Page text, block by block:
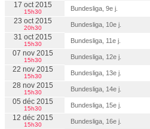
17 oct 2015
15h30 Bundesliga, 9e j.
23 oct 2015
20h30 Bundesliga, 10e j.
31 oct 2015
15h30 Bundesliga, 11e j.
07 nov 2015
15h30 Bundesliga, 12e j.
22 nov 2015
15h30 Bundesliga, 13e j.
28 nov 2015
15h30 Bundesliga, 14e j.
05 déc 2015
15h30 Bundesliga, 15e j.
12 déc 2015
15h30 Bundesliga, 16e j.